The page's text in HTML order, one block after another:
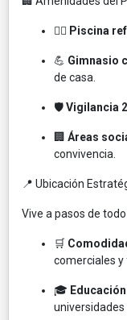
🏊‍♂️ Piscina
💪 Gimnasio
de casa.
🛡️Vigilancia
🏢 Áreas
convivencia.
📍 Ubicación
Vive a pasos de
🛒
comerciales y
🎓
universidades